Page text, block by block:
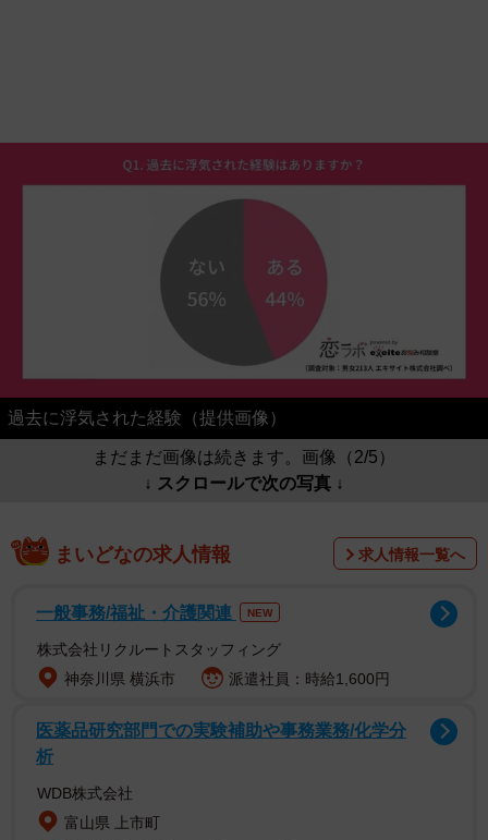
過去に浮気された経験（提供画像）
まだまだ画像は続きます。画像（2/5）
↓ スクロールで次の写真 ↓
まいどなの求人情報 求人情報一覧へ
一般事務/福祉・介護関連 NEW
株式会社リクルートスタッフィング
神奈川県 横浜市
派遣社員：時給1,600円
医薬品研究部門での実験補助や事務業務/化学分
析
WDB株式会社
富山県 上市町